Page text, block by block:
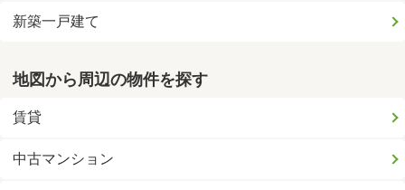
新築一戸建て
地図から周辺の物件を探す
賃貸
中古マンション